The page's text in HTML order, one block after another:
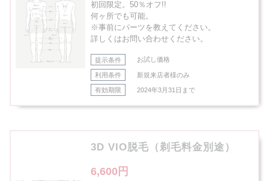
初回限定。50％オフ!!
何ヶ所でも可能。
※事前にパーツを教えてください。
詳しくはお問い合わせください。
提示条件 お試し価格
利用条件 新規来店者様のみ
有効期限 2024年3月31日まで
3D VIO脱毛（剃毛料金別途）
6,600円